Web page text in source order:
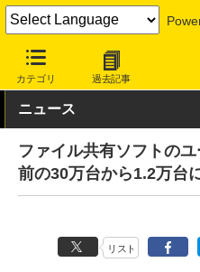
カテゴリ 過去記事
INTERNET Watch トピック
ニュース
ファイル共有ソフトの
前の30万台から1.2万台
リスト